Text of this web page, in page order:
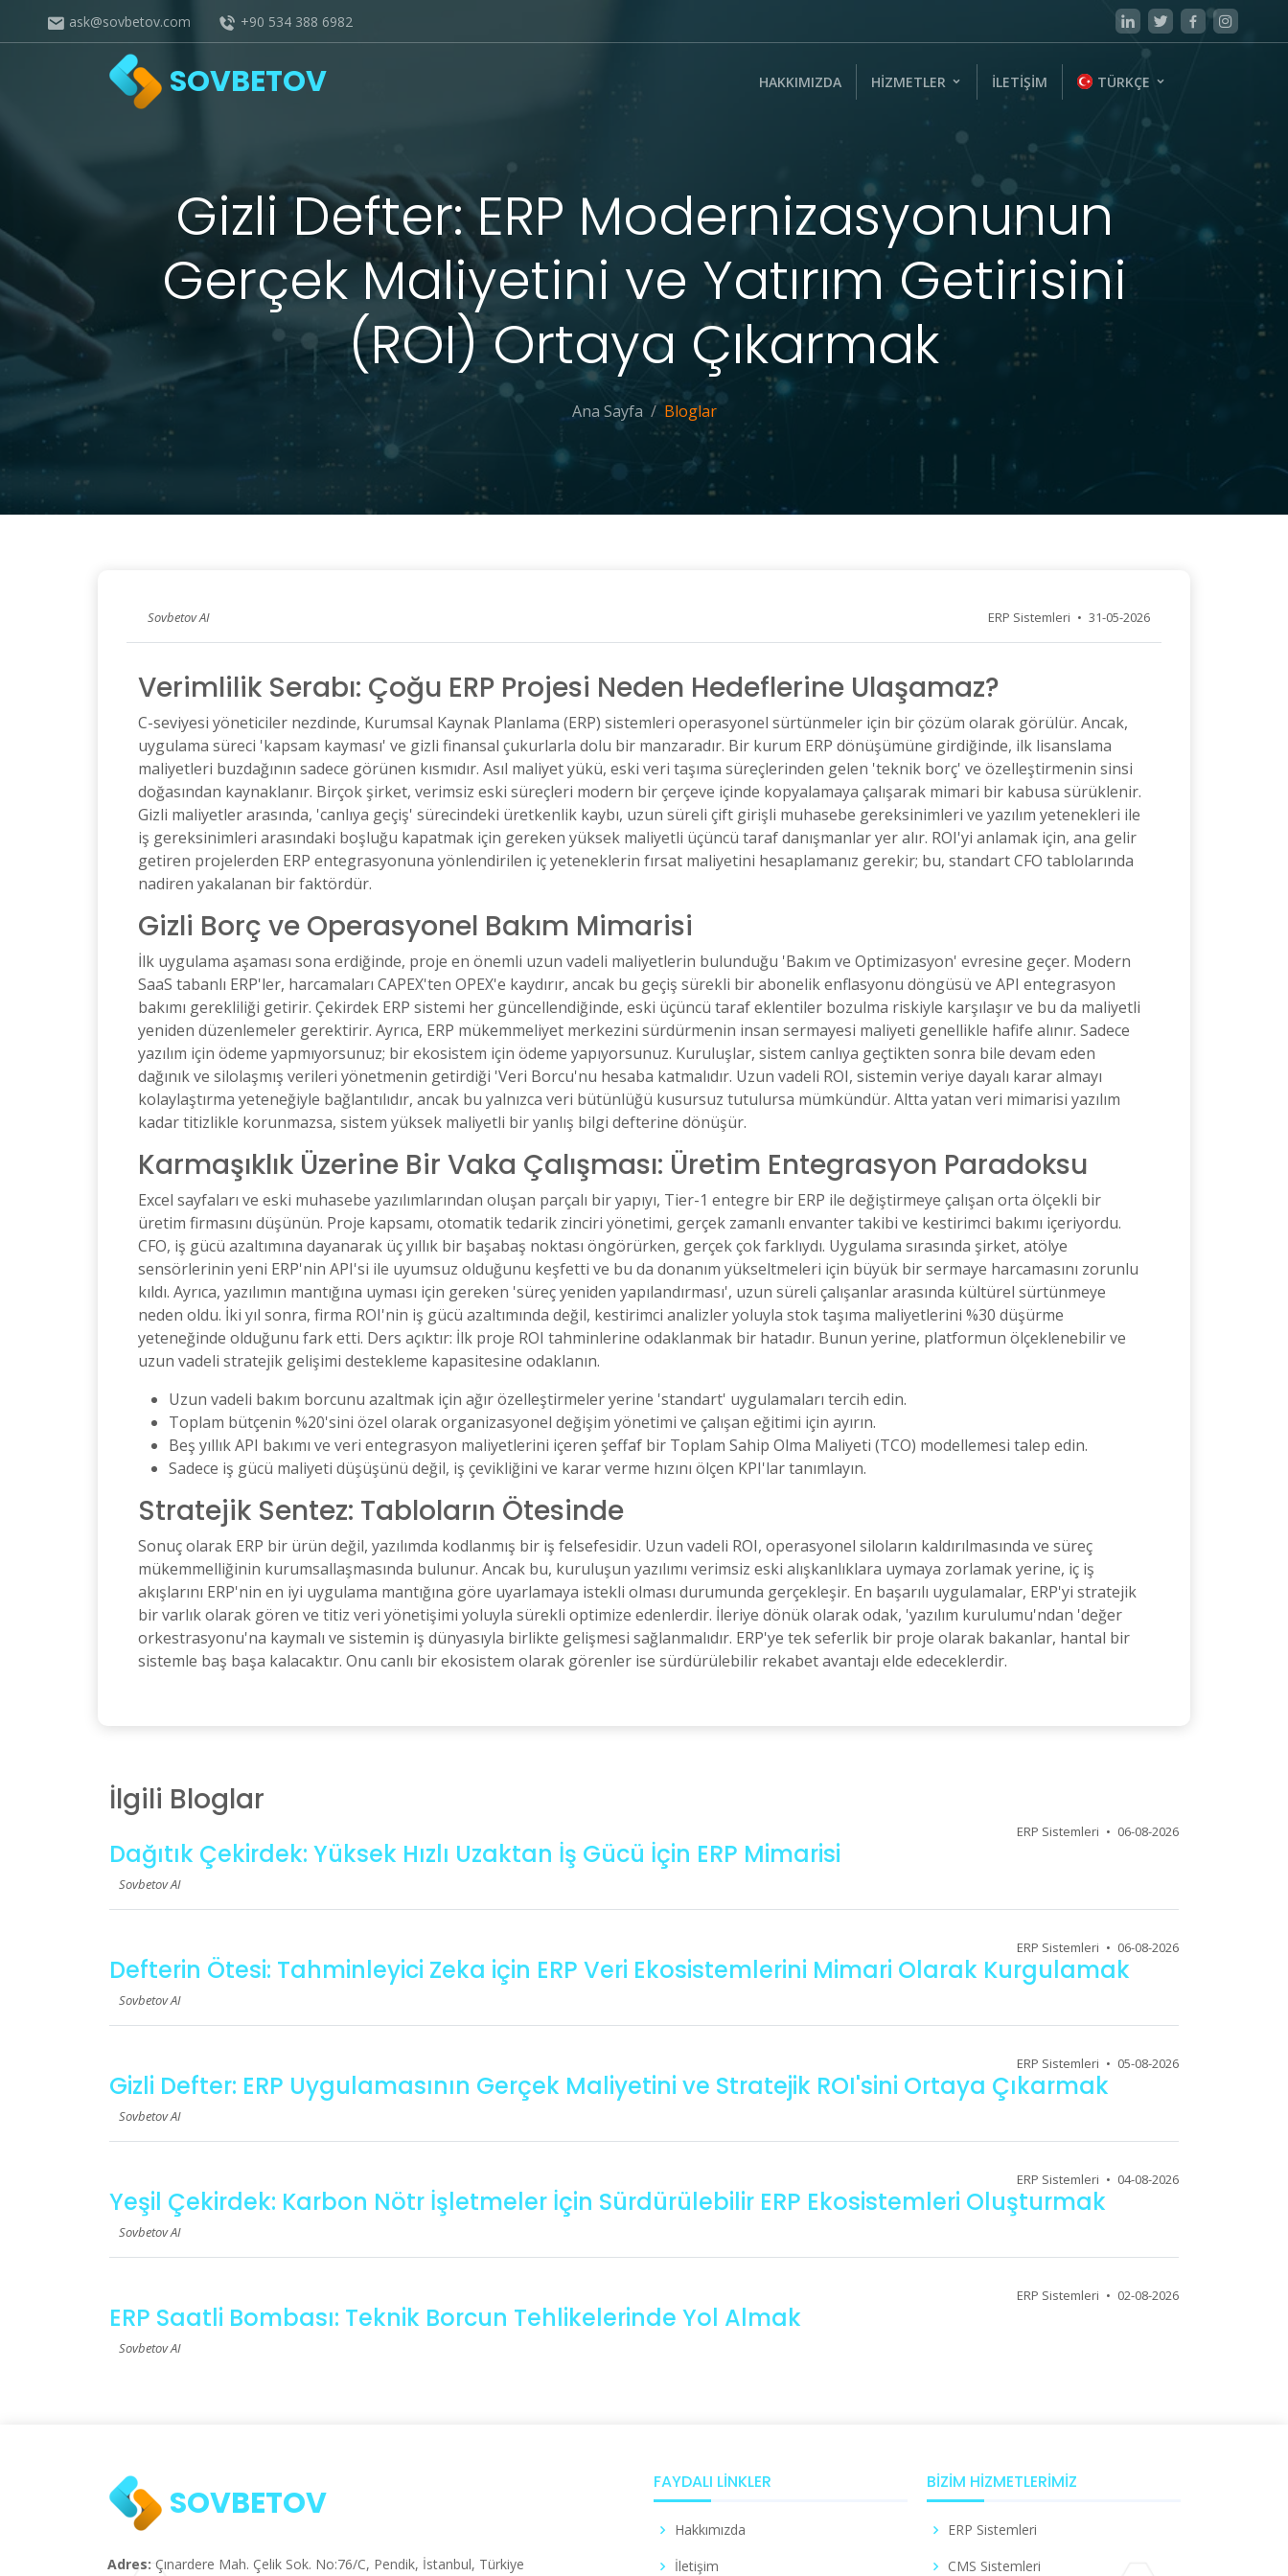
ask@sovbetov.com +90 534 388 6982
SOVBETOV HAKKIMIZDA HIZMETLER İLETIŞIM TÜRKÇE
Gizli Defter: ERP Modernizasyonunun
Gerçek Maliyetini ve Yatırım Getirisini
(ROI) Ortaya Çıkarmak
Ana Sayfa Bloglar
Sovbetov AI ERP Sistemleri • 31-05-2026
Verimlilik Serabı: Çoğu ERP Projesi Neden Hedeflerine Ulaşamaz?
C-seviyesi yöneticiler nezdinde, Kurumsal Kaynak Planlama (ERP) sistemleri operasyonel sürtünmeler için bir çözüm olarak görülür. Ancak,
uygulama süreci 'kapsam kayması' ve gizli finansal çukurlarla dolu bir manzaradır. Bir kurum ERP dönüşümüne girdiğinde, ilk lisanslama
maliyetleri buzdağının sadece görünen kısmıdır. Asıl maliyet yükü, eski veri taşıma süreçlerinden gelen 'teknik borç' ve özelleştirmenin sinsi
doğasından kaynaklanır. Birçok şirket, verimsiz eski süreçleri modern bir çerçeve içinde kopyalamaya çalışarak mimari bir kabusa sürüklenir.
Gizli maliyetler arasında, 'canlıya geçiş' sürecindeki üretkenlik kaybı, uzun süreli çift girişli muhasebe gereksinimleri ve yazılım yetenekleri ile
iş gereksinimleri arasındaki boşluğu kapatmak için gereken yüksek maliyetli üçüncü taraf danışmanlar yer alır. ROI'yi anlamak için, ana gelir
getiren projelerden ERP entegrasyonuna yönlendirilen iç yeteneklerin fırsat maliyetini hesaplamanız gerekir; bu, standart CFO tablolarında
nadiren yakalanan bir faktördür.
Gizli Borç ve Operasyonel Bakım Mimarisi
İlk uygulama aşaması sona erdiğinde, proje en önemli uzun vadeli maliyetlerin bulunduğu 'Bakım ve Optimizasyon' evresine geçer. Modern
SaaS tabanlı ERP'ler, harcamaları CAPEX'ten OPEX'e kaydırır, ancak bu geçiş sürekli bir abonelik enflasyonu döngüsü ve API entegrasyon
bakımı gerekliliği getirir. Çekirdek ERP sistemi her güncellendiğinde, eski üçüncü taraf eklentiler bozulma riskiyle karşılaşır ve bu da maliyetli
yeniden düzenlemeler gerektirir. Ayrıca, ERP mükemmeliyet merkezini sürdürmenin insan sermayesi maliyeti genellikle hafife alınır. Sadece
yazılım için ödeme yapmıyorsunuz; bir ekosistem için ödeme yapıyorsunuz. Kuruluşlar, sistem canlıya geçtikten sonra bile devam eden
dağınık ve silolaşmış verileri yönetmenin getirdiği 'Veri Borcu'nu hesaba katmalıdır. Uzun vadeli ROI, sistemin veriye dayalı karar almayı
kolaylaştırma yeteneğiyle bağlantılıdır, ancak bu yalnızca veri bütünlüğü kusursuz tutulursa mümkündür. Altta yatan veri mimarisi yazılım
kadar titizlikle korunmazsa, sistem yüksek maliyetli bir yanlış bilgi defterine dönüşür.
Karmaşıklık Üzerine Bir Vaka Çalışması: Üretim Entegrasyon Paradoksu
Excel sayfaları ve eski muhasebe yazılımlarından oluşan parçalı bir yapıyı, Tier-1 entegre bir ERP ile değiştirmeye çalışan orta ölçekli bir
üretim firmasını düşünün. Proje kapsamı, otomatik tedarik zinciri yönetimi, gerçek zamanlı envanter takibi ve kestirimci bakımı içeriyordu.
CFO, iş gücü azaltımına dayanarak üç yıllık bir başabaş noktası öngörürken, gerçek çok farklıydı. Uygulama sırasında şirket, atölye
sensörlerinin yeni ERP'nin API'si ile uyumsuz olduğunu keşfetti ve bu da donanım yükseltmeleri için büyük bir sermaye harcamasını zorunlu
kıldı. Ayrıca, yazılımın mantığına uyması için gereken 'süreç yeniden yapılandırması', uzun süreli çalışanlar arasında kültürel sürtünmeye
neden oldu. İki yıl sonra, firma ROI'nin iş gücü azaltımında değil, kestirimci analizler yoluyla stok taşıma maliyetlerini %30 düşürme
yeteneğinde olduğunu fark etti. Ders açıktır: İlk proje ROI tahminlerine odaklanmak bir hatadır. Bunun yerine, platformun ölçeklenebilir ve
uzun vadeli stratejik gelişimi destekleme kapasitesine odaklanın.
Uzun vadeli bakım borcunu azaltmak için ağır özelleştirmeler yerine 'standart' uygulamaları tercih edin.
Toplam bütçenin %20'sini özel olarak organizasyonel değişim yönetimi ve çalışan eğitimi için ayırın.
Beş yıllık API bakımı ve veri entegrasyon maliyetlerini içeren şeffaf bir Toplam Sahip Olma Maliyeti (TCO) modellemesi talep edin.
Sadece iş gücü maliyeti düşüşünü değil, iş çevikliğini ve karar verme hızını ölçen KPI'lar tanımlayın.
Stratejik Sentez: Tabloların Ötesinde
Sonuç olarak ERP bir ürün değil, yazılımda kodlanmış bir iş felsefesidir. Uzun vadeli ROI, operasyonel siloların kaldırılmasında ve süreç
mükemmelliğinin kurumsallaşmasında bulunur. Ancak bu, kuruluşun yazılımı verimsiz eski alışkanlıklara uymaya zorlamak yerine, iç iş
akışlarını ERP'nin en iyi uygulama mantığına göre uyarlamaya istekli olması durumunda gerçekleşir. En başarılı uygulamalar, ERP'yi stratejik
bir varlık olarak gören ve titiz veri yönetişimi yoluyla sürekli optimize edenlerdir. İleriye dönük olarak odak, 'yazılım kurulumu'ndan 'değer
orkestrasyonu'na kaymalı ve sistemin iş dünyasıyla birlikte gelişmesi sağlanmalıdır. ERP'ye tek seferlik bir proje olarak bakanlar, hantal bir
sistemle baş başa kalacaktır. Onu canlı bir ekosistem olarak görenler ise sürdürülebilir rekabet avantajı elde edeceklerdir.
İlgili Bloglar
ERP Sistemleri • 06-08-2026
Dağıtık Çekirdek: Yüksek Hızlı Uzaktan İş Gücü İçin ERP Mimarisi
Sovbetov AI
ERP Sistemleri • 06-08-2026
Defterin Ötesi: Tahminleyici Zeka için ERP Veri Ekosistemlerini Mimari Olarak Kurgulamak
Sovbetov AI
ERP Sistemleri • 05-08-2026
Gizli Defter: ERP Uygulamasının Gerçek Maliyetini ve Stratejik ROI'sini Ortaya Çıkarmak
Sovbetov AI
ERP Sistemleri • 04-08-2026
Yeşil Çekirdek: Karbon Nötr İşletmeler İçin Sürdürülebilir ERP Ekosistemleri Oluşturmak
Sovbetov AI
ERP Sistemleri • 02-08-2026
ERP Saatli Bombası: Teknik Borcun Tehlikelerinde Yol Almak
Sovbetov AI
SOVBETOV
Adres: Çınardere Mah. Çelik Sok. No:76/C, Pendik, İstanbul, Türkiye
FAYDALI LINKLER
Hakkımızda
İletişim
BIZIM HIZMETLERIMIZ
ERP Sistemleri
CMS Sistemleri